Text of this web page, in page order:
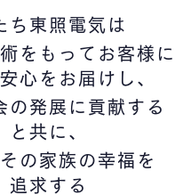
ち東照電気は
をもってお客様に
心をお届けし、
の発展に貢献する
と共に、
の家族の幸福を
追求する